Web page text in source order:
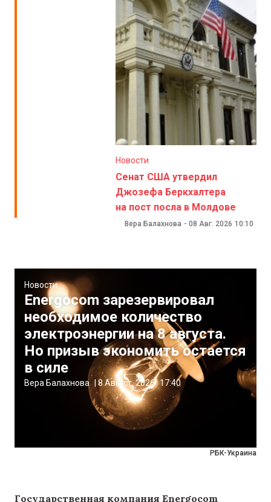
Новости
Сенат США утвердил
Джозефа Беркхалтера
на пост посла в Молдове
Вера Балахнова - 08 Авг. 2026 10:10
РБК-Украина
Новости
Energocom зарезервировал
необходимое количество
электроэнергии на 8 августа.
Но призыв экономить остается
в силе
Вера Балахнова 8 Август, 2026 17:40
Государственная компания Energocom